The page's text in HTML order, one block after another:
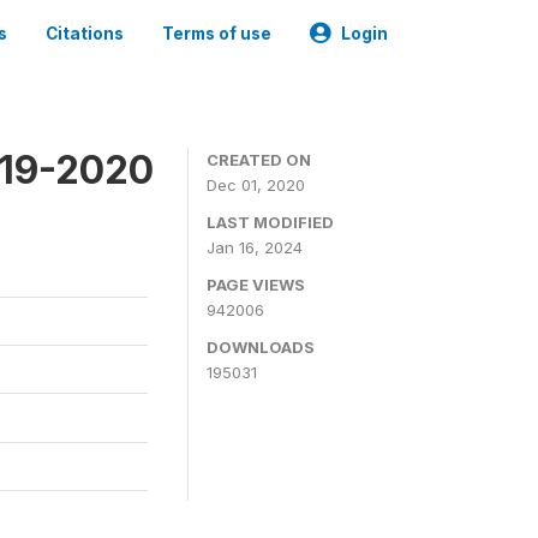
Citations Terms of use Login
2020
CREATED ON
Dec 01, 2020
LAST MODIFIED
Jan 16, 2024
PAGE VIEWS
942006
DOWNLOADS
195031